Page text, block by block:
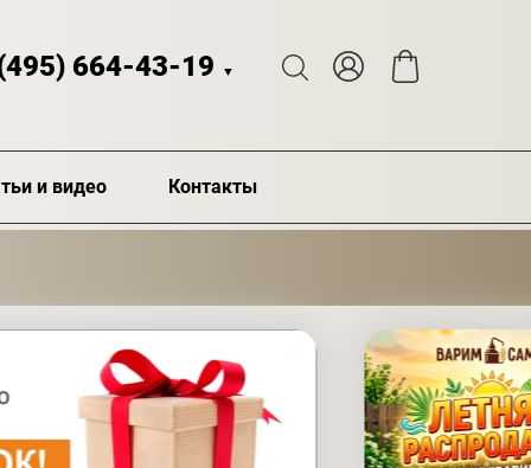
664-43-19 ▼
и видео Контакты